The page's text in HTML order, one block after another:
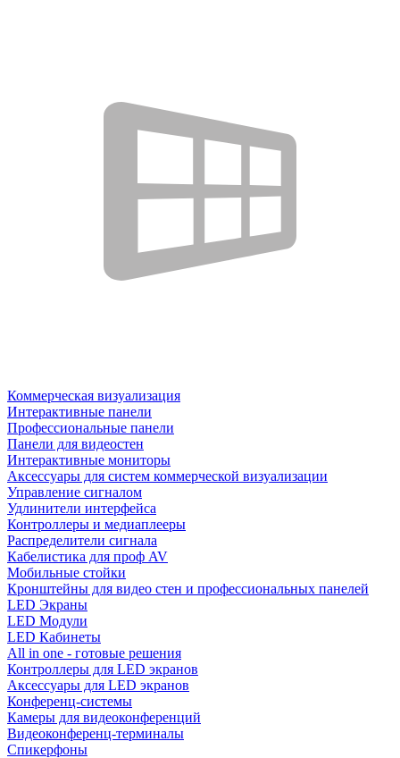
Коммерческая визуализация
Интерактивные панели
Профессиональные панели
Панели для видеостен
Интерактивные мониторы
Аксессуары для систем коммерческой визуализации
Управление сигналом
Удлинители интерфейса
Контроллеры и медиаплееры
Распределители сигнала
Кабелистика для проф AV
Мобильные стойки
Кронштейны для видео стен и профессиональных панелей
LED Экраны
LED Модули
LED Кабинеты
All in one - готовые решения
Контроллеры для LED экранов
Аксессуары для LED экранов
Конференц-системы
Камеры для видеоконференций
Видеоконференц-терминалы
Спикерфоны